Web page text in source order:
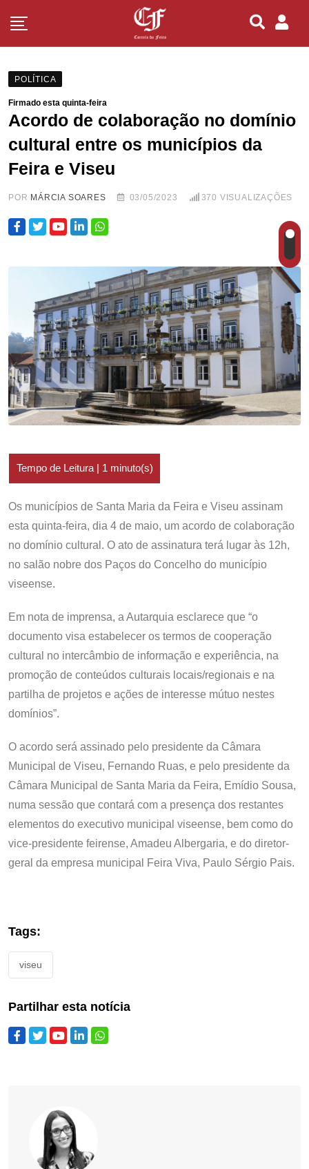
POLÍTICA
Firmado esta quinta-feira
Acordo de colaboração no domínio
cultural entre os municípios da
Feira e Viseu
POR MÁRCIA SOARES 03/05/2023 370 VISUALIZAÇÕES
Os municípios de Santa Maria da Feira e Viseu assinam
esta quinta-feira, dia 4 de maio, um acordo de colaboração
no domínio cultural. O ato de assinatura terá lugar às 12h,
no salão nobre dos Paços do Concelho do município
viseense.
Em nota de imprensa, a Autarquia esclarece que “o
documento visa estabelecer os termos de cooperação
cultural no intercâmbio de informação e experiência, na
promoção de conteúdos culturais locais/regionais e na
partilha de projetos e ações de interesse mútuo nestes
domínios”.
O acordo será assinado pelo presidente da Câmara
Municipal de Viseu, Fernando Ruas, e pelo presidente da
Câmara Municipal de Santa Maria da Feira, Emídio Sousa,
numa sessão que contará com a presença dos restantes
elementos do executivo municipal viseense, bem como do
vice-presidente feirense, Amadeu Albergaria, e do diretor-
geral da empresa municipal Feira Viva, Paulo Sérgio Pais.
Tags:
viseu
Partilhar esta notícia